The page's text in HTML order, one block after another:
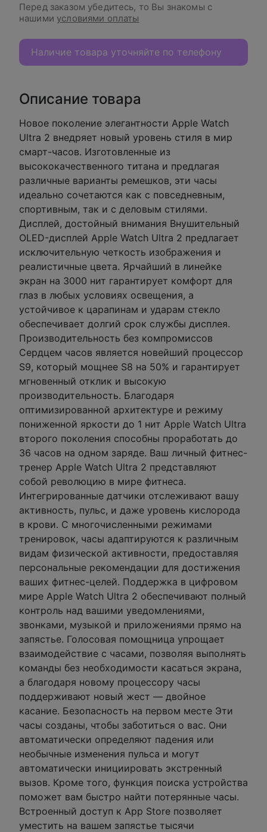
Перед заказом убедитесь, то Вы знакомы с
нашими условиями оплаты
Наличие товара уточняйте по телефону
Описание товара
Новое поколение элегантности Apple Watch
Ultra 2 внедряет новый уровень стиля в мир
смарт-часов. Изготовленные из
высококачественного титана и предлагая
различные варианты ремешков, эти часы
идеально сочетаются как с повседневным,
спортивным, так и с деловым стилями.
Дисплей, достойный внимания Внушительный
OLED-дисплей Apple Watch Ultra 2 предлагает
исключительную четкость изображения и
реалистичные цвета. Ярчайший в линейке
экран на 3000 нит гарантирует комфорт для
глаз в любых условиях освещения, а
устойчивое к царапинам и ударам стекло
обеспечивает долгий срок службы дисплея.
Производительность без компромиссов
Сердцем часов является новейший процессор
S9, который мощнее S8 на 50% и гарантирует
мгновенный отклик и высокую
производительность. Благодаря
оптимизированной архитектуре и режиму
пониженной яркости до 1 нит Apple Watch Ultra
второго поколения способны проработать до
36 часов на одном заряде. Ваш личный фитнес-
тренер Apple Watch Ultra 2 представляют
собой революцию в мире фитнеса.
Интегрированные датчики отслеживают вашу
активность, пульс, и даже уровень кислорода
в крови. С многочисленными режимами
тренировок, часы адаптируются к различным
видам физической активности, предоставляя
персональные рекомендации для достижения
ваших фитнес-целей. Поддержка в цифровом
мире Apple Watch Ultra 2 обеспечивают полный
контроль над вашими уведомлениями,
звонками, музыкой и приложениями прямо на
запястье. Голосовая помощница упрощает
взаимодействие с часами, позволяя выполнять
команды без необходимости касаться экрана,
а благодаря новому процессору часы
поддерживают новый жест — двойное
касание. Безопасность на первом месте Эти
часы созданы, чтобы заботиться о вас. Они
автоматически определяют падения или
необычные изменения пульса и могут
автоматически инициировать экстренный
вызов. Кроме того, функция поиска устройства
поможет вам быстро найти потерянные часы.
Встроенный доступ к App Store позволяет
уместить на вашем запястье тысячи